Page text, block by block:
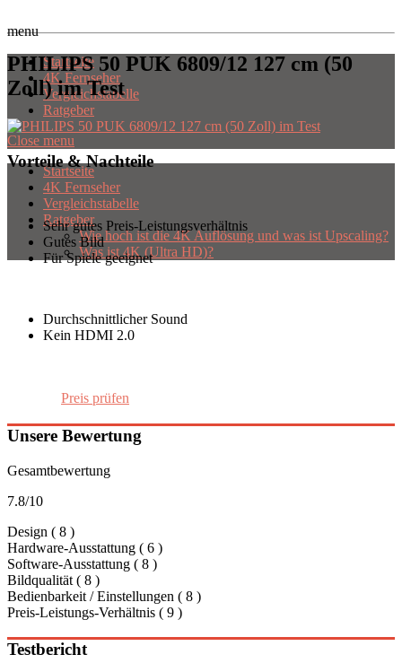
menu
Startseite
4K Fernseher
Vergleichstabelle
Ratgeber
Close menu
Startseite
4K Fernseher
Vergleichstabelle
Ratgeber
Wie hoch ist die 4K Auflösung und was ist Upscaling?
Was ist 4K (Ultra HD)?
PHILIPS 50 PUK 6809/12 127 cm (50
Zoll) im Test
Vorteile & Nachteile
Sehr gutes Preis-Leistungsverhältnis
Gutes Bild
Für Spiele geeignet
Durchschnittlicher Sound
Kein HDMI 2.0
Preis prüfen
Unsere Bewertung
Gesamtbewertung
7.8/10
Design ( 8 )
Hardware-Ausstattung ( 6 )
Software-Ausstattung ( 8 )
Bildqualität ( 8 )
Bedienbarkeit / Einstellungen ( 8 )
Preis-Leistungs-Verhältnis ( 9 )
Testbericht